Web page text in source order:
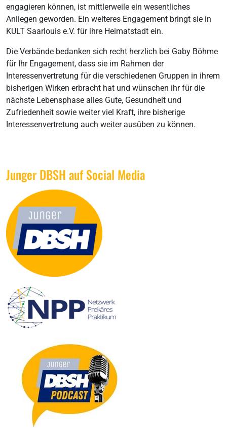
engagieren können, ist mittlerweile ein wesentliches
Anliegen geworden. Ein weiteres Engagement bringt sie in
KULT Saarlouis e.V. für ihre Heimatstadt ein.
Die Verbände bedanken sich recht herzlich bei Gaby Böhme
für Ihr Engagement, dass sie im Rahmen der
Interessenvertretung für die verschiedenen Gruppen in ihrem
bisherigen Wirken erbracht hat und wünschen ihr für die
nächste Lebensphase alles Gute, Gesundheit und
Zufriedenheit sowie weiter viel Kraft, ihre bisherige
Interessenvertretung auch weiter ausüben zu können.
Junger DBSH auf Social Media